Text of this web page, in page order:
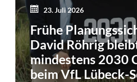
23. Juli 2026
Frühe
David Röhrig
mindestens 2030
beim VfL Lübeck-